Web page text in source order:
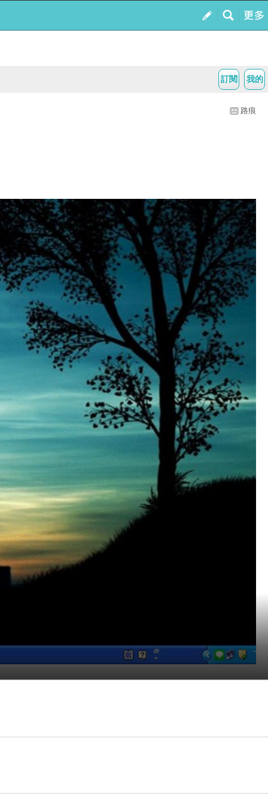
我的
訂閱
路痕